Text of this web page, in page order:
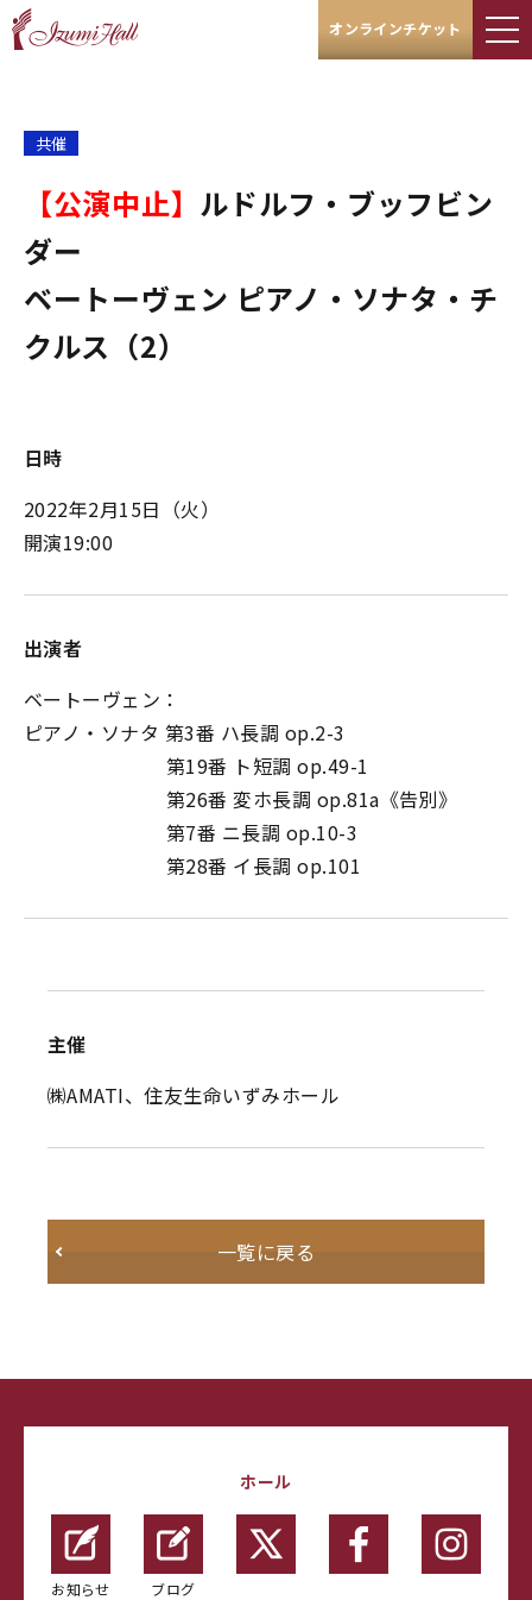
オンラインチケット
共催
【公演中止】​​​​​​​ ルドルフ・ブッフビン
ダー
ベートーヴェン ピアノ・ソナタ・チ
クルス（2）
日時
2022年2月15日（火）
開演19:00
出演者
ベートーヴェン：
ピアノ・ソナタ 第3番 ハ長調 op.2-3
第19番 ト短調 op.49-1
第26番 変ホ長調 op.81a《告別》
第7番 ニ長調 op.10-3
第28番 イ長調 op.101
主催
㈱AMATI、住友生命いずみホール
一覧に戻る
ホール
お知らせ ブログ